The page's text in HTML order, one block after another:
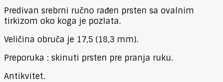
Predivan srebrni ručno rađen prsten sa ovalnim
tirkizom oko koga je pozlata.
Veličina obruča je 17,5 (18,3 mm).
Preporuka : skinuti prsten pre pranja ruku.
Antikvitet.